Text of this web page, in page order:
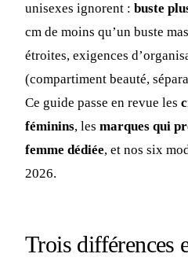
unisexes ignorent : buste
cm de moins qu’un buste
étroites, exigences
(compartiment beauté,
Ce guide passe en revue les
féminins, les marques qui
femme dédiée, et nos six
2026.
Trois différences